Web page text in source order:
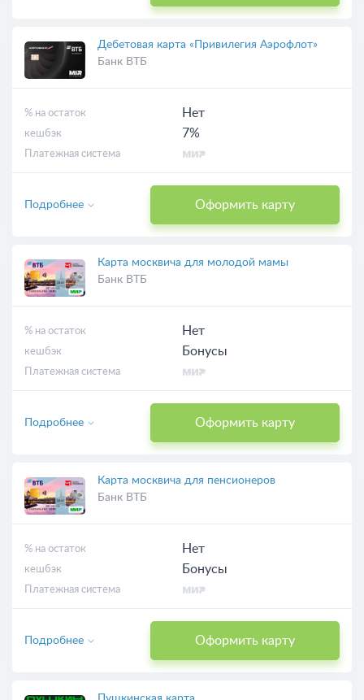
Дебетовая карта «Привилегия Аэрофлот»
Банк ВТБ
% на остаток Нет
кешбэк 7%
Платежная система
Оформить карту
Подробнее
Карта москвича для молодой мамы
Банк ВТБ
% на остаток Нет
кешбэк Бонусы
Платежная система
Оформить карту
Подробнее
Карта москвича для пенсионеров
Банк ВТБ
% на остаток Нет
кешбэк Бонусы
Платежная система
Оформить карту
Подробнее